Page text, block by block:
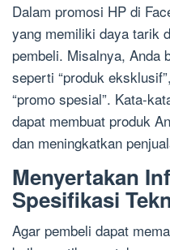
Dalam promosi HP di
yang memiliki daya tarik
pembeli. Misalnya, Anda
seperti “produk
“promo spesial”. Kata-
dapat membuat produk
dan meningkatkan
Menyertakan
Spesifikasi
Agar pembeli dapat